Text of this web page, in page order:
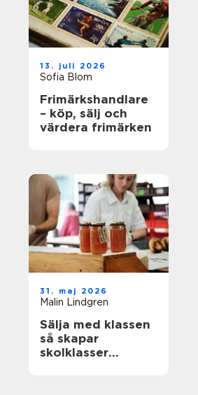
13. juli 2026
Sofia Blom
Frimärkshandlare
– köp, sälj och
värdera frimärken
31. maj 2026
Malin Lindgren
Sälja med klassen
så skapar
skolklasser